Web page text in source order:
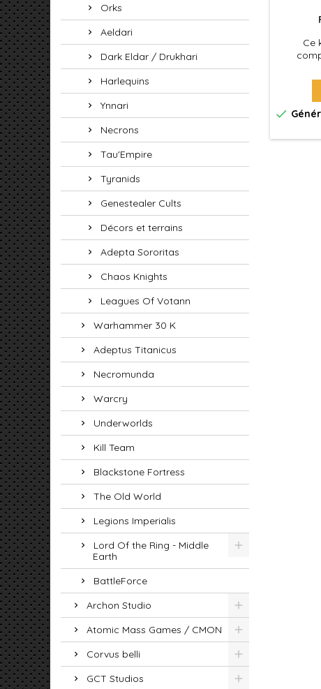
Orks
Aeldari
Dark Eldar / Drukhari
Harlequins
Ynnari
Necrons
Tau'Empire
Tyranids
Genestealer Cults
Décors et terrains
Adepta Sororitas
Chaos Knights
Leagues Of Votann
Warhammer 30 K
Adeptus Titanicus
Necromunda
Warcry
Underworlds
Kill Team
Blackstone Fortress
The Old World
Legions Imperialis
Lord Of the Ring - Middle
Earth
BattleForce
Archon Studio
Atomic Mass Games / CMON
Corvus belli
GCT Studios
Ce
porte
